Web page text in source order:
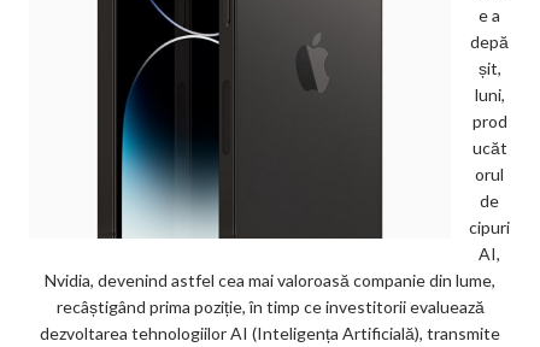
e a
depă
șit,
luni,
prod
ucăt
orul
de
cipuri
AI,
Nvidia, devenind astfel cea mai valoroasă companie din lume,
recâștigând prima poziție, în timp ce investitorii evaluează
dezvoltarea tehnologiilor AI (Inteligența Artificială), transmite